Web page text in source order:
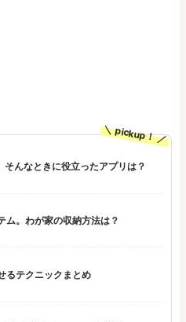
pickup！
んなときに役立ったアプリは？
ム。わが家の収納方法は？
るテクニックまとめ